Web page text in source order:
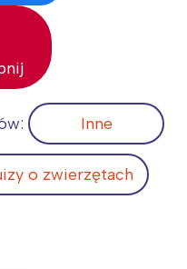
Inne
o zwierzętach